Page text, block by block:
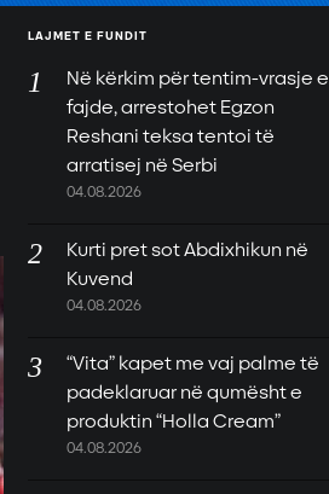
LAJMET E FUNDIT
Në kërkim për tentim-vrasje e
fajde, arrestohet Egzon
Reshani teksa tentoi të
arratisej në Serbi
04.08.2026
Kurti pret sot Abdixhikun në
Kuvend
04.08.2026
“Vita” kapet me vaj palme të
padeklaruar në qumësht e
produktin “Holla Cream”
04.08.2026